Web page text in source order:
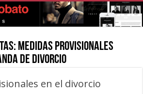
medidas provisionales
de divorcio
en el divorcio